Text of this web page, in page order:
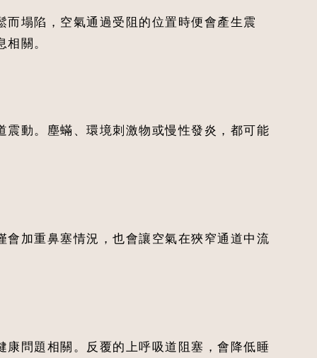
塌陷，空氣通過受阻的位置時便會產生震
關。
動。塵蟎、環境刺激物或慢性發炎，都可能
加重鼻塞情況，也會讓空氣在狹窄通道中流
問題相關。反覆的上呼吸道阻塞，會降低睡